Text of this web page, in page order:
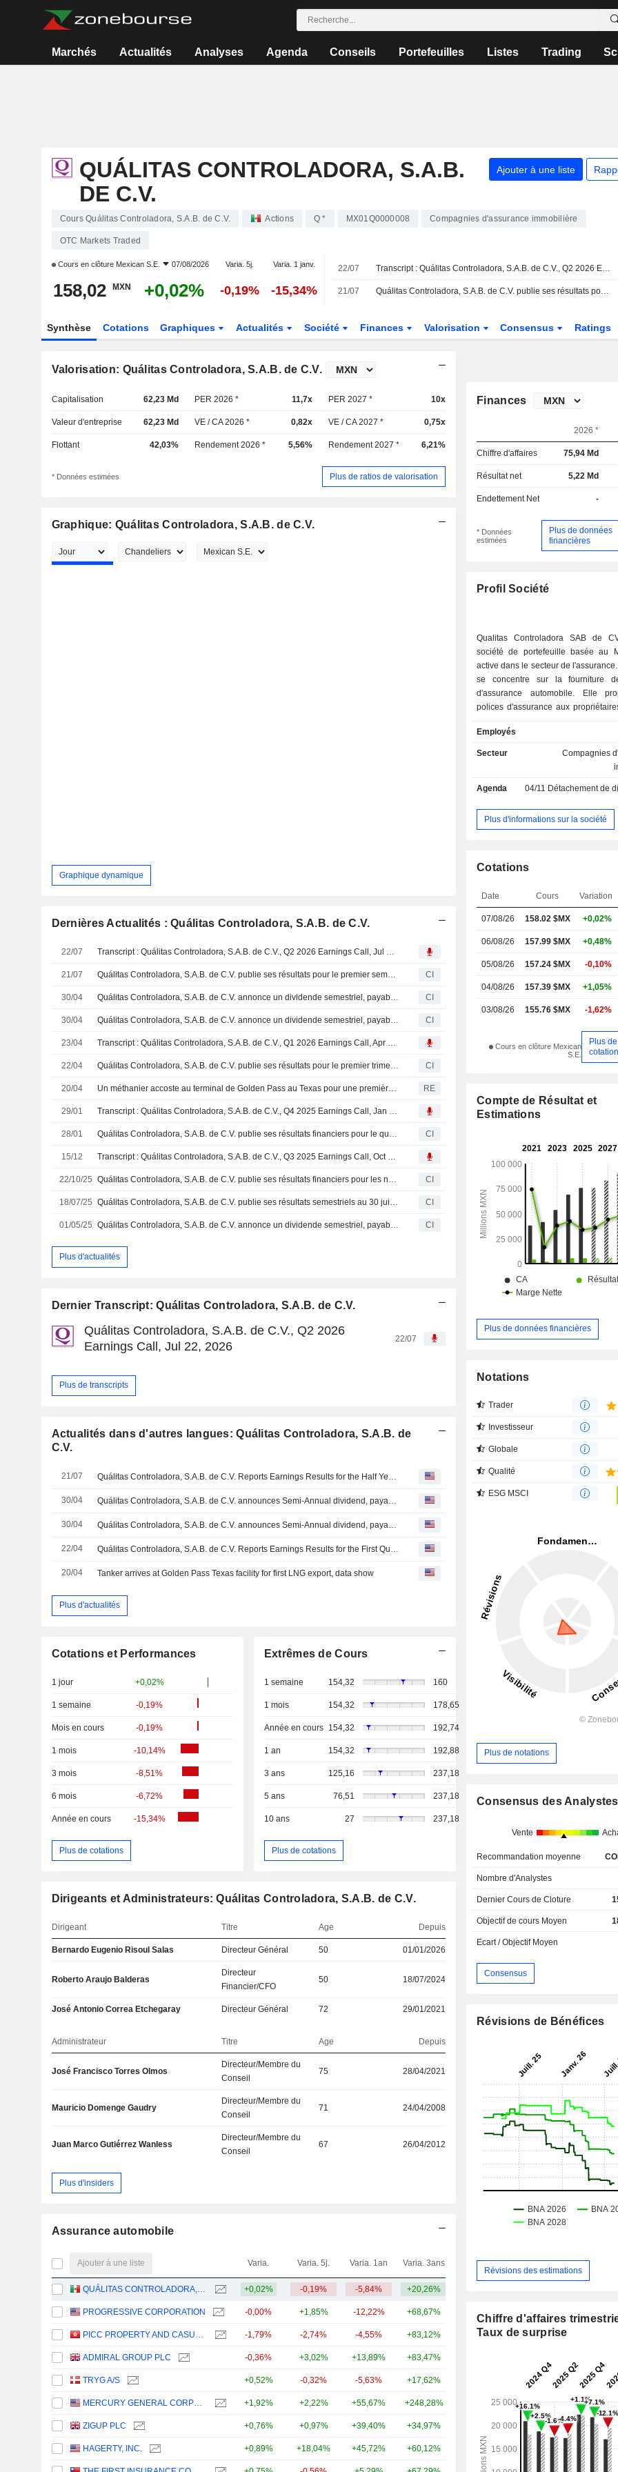
Marchés Actualités Analyses Agenda Conseils Portefeuilles Listes Trading
QUÁLITAS CONTROLADORA, S.A.B.
DE C.V.
Ajouter à une liste
Cours Quálitas Controladora, S.A.B. de C.V. Actions Q * MX01Q0000008 Compagnies d'assurance immobilière
OTC Markets Traded
Cours en clôture Mexican S.E. 07/08/2026 Varia. 5j. Varia. 1 janv.
158,02 MXN +0,02% -0,19% -15,34%
22/07 Transcript : Quálitas Controladora, S.A.B. de C.V., Q2 2026 Earnings Call, Jul 22, 2026
21/07 Quálitas Controladora, S.A.B. de C.V. publie ses résultats pour le premier semestre clos le 30 juin 2026
Synthèse Cotations Graphiques Actualités Société Finances Valorisation Consensus Ratings
Valorisation: Quálitas Controladora, S.A.B. de C.V.
Capitalisation 62,23 Md PER 2026 * 11,7x PER 2027 * 10x
Valeur d'entreprise 62,23 Md VE / CA 2026 * 0,82x VE / CA 2027 * 0,75x
Flottant 42,03% Rendement 2026 * 5,56% Rendement 2027 * 6,21%
* Données estimées Plus de ratios de valorisation
Graphique: Quálitas Controladora, S.A.B. de C.V.
Graphique dynamique
Dernières Actualités : Quálitas Controladora, S.A.B. de C.V.
22/07 Transcript : Quálitas Controladora, S.A.B. de C.V., Q2 2026 Earnings Call, Jul 22, 2026
21/07 Quálitas Controladora, S.A.B. de C.V. publie ses résultats pour le premier semestre clos le 30 juin 2026 CI
30/04 Quálitas Controladora, S.A.B. de C.V. annonce un dividende semestriel, payable le 5 novembre 2026 CI
30/04 Quálitas Controladora, S.A.B. de C.V. annonce un dividende semestriel, payable le 13 mai 2026 CI
23/04 Transcript : Quálitas Controladora, S.A.B. de C.V., Q1 2026 Earnings Call, Apr 23, 2026
22/04 Quálitas Controladora, S.A.B. de C.V. publie ses résultats pour le premier trimestre clos le 31 mars 2026 CI
20/04 Un méthanier accoste au terminal de Golden Pass au Texas pour une première exportation de GNL, selon les données de suivi RE
29/01 Transcript : Quálitas Controladora, S.A.B. de C.V., Q4 2025 Earnings Call, Jan 29, 2026
28/01 Quálitas Controladora, S.A.B. de C.V. publie ses résultats financiers pour le quatrième trimestre clos le 31 décembre 2025 CI
15/12 Transcript : Quálitas Controladora, S.A.B. de C.V., Q3 2025 Earnings Call, Oct 22, 2025
22/10/25 Quálitas Controladora, S.A.B. de C.V. publie ses résultats financiers pour les neuf premiers mois de 2025 CI
18/07/25 Quálitas Controladora, S.A.B. de C.V. publie ses résultats semestriels au 30 juin 2025 CI
01/05/25 Quálitas Controladora, S.A.B. de C.V. annonce un dividende semestriel, payable le 9 mai 2025. CI
Plus d'actualités
Dernier Transcript: Quálitas Controladora, S.A.B. de C.V.
Quálitas Controladora, S.A.B. de C.V., Q2 2026
Earnings Call, Jul 22, 2026
22/07
Plus de transcripts
Actualités dans d'autres langues: Quálitas Controladora, S.A.B. de
C.V.
21/07
30/04
30/04
22/04
20/04 Tanker arrives at Golden Pass Texas facility for first LNG export, data show
Plus d'actualités
Cotations et Performances
1 jour +0,02%
1 semaine -0,19%
Mois en cours -0,19%
1 mois -10,14%
3 mois -8,51%
6 mois -6,72%
Année en cours -15,34%
Plus de cotations
Extrêmes de Cours
1 semaine 154,32 160
1 mois 154,32 178,65
Année en cours 154,32 192,74
1 an 154,32 192,88
3 ans 125,16 237,18
5 ans 76,51 237,18
10 ans 27 237,18
Plus de cotations
Dirigeants et Administrateurs: Quálitas Controladora, S.A.B. de C.V.
Dirigeant Titre Age Depuis
Bernardo Eugenio Risoul Salas Directeur Général 50 01/01/2026
Roberto Araujo Balderas
Directeur
Financier/CFO
50 18/07/2024
José Antonio Correa Etchegaray Directeur Général 72 29/01/2021
Administrateur Titre Age Depuis
José Francisco Torres Olmos
Directeur/Membre du
Conseil
75 28/04/2021
Mauricio Domenge Gaudry
Directeur/Membre du
Conseil
71 24/04/2008
Juan Marco Gutiérrez Wanless
Directeur/Membre du
Conseil
67 26/04/2012
Plus d'insiders
Assurance automobile
Ajouter à une liste Varia. Varia. 5j. Varia. 1an Varia. 3ans Capi.($)
QUÁLITAS CONTROLADORA, S.A.B. DE C.V. +0,02% -0,19% -5,84% +20,26%
PROGRESSIVE CORPORATION -0,00% +1,85% -12,22% +68,67% 125 Md
PICC PROPERTY AND CASUALTY COMPANY LIMITED -1,79% -2,74% -4,55% +83,12% 45,22 Md
ADMIRAL GROUP PLC -0,36% +3,02% +13,89% +83,47%
TRYG A/S +0,52% -0,32% -5,63% +17,62%
MERCURY GENERAL CORPORATION +1,92% +2,22% +55,67% +248,28% 6,07 Md
ZIGUP PLC +0,76% +0,97% +39,40% +34,97% 1,43 Md
HAGERTY, INC. +0,89% +18,04% +45,72% +60,12% 1,39 Md
Finances
2026 *
Chiffre d'affaires 75,94 Md
Résultat net 5,22 Md
Endettement Net -
* Données
estimées
Plus de données
financières
Profil Société
Qualitas Controladora SAB de
société de portefeuille basée au
active dans le secteur de
se concentre sur la fourniture
d'assurance automobile. Elle
polices d'assurance aux
clients individuels par le biais
segments : Primes écrites,
Réserve de primes non acquises
au Mexique, aux États-Unis, au
filiales, dont Qualitas Compania
SAB de CV, Qualitas Financial
Employés
Secteur
Compagnies
Agenda 04/11 Détachement de
Plus d'informations sur la société
Cotations
Date Cours Variation
07/08/26 158.02 $MX +0,02%
06/08/26 157.99 $MX +0,48%
05/08/26 157.24 $MX -0,10%
04/08/26 157.39 $MX +1,05%
03/08/26 155.76 $MX -1,62%
Cours en clôture Mexican
S.E.
Plus de
Compte de Résultat et
Estimations
Plus de données financières
Notations
Trader
Investisseur
Globale
Qualité
ESG MSCI
Plus de notations
Consensus des Analystes
Vente
Recommandation moyenne
Nombre d'Analystes
Dernier Cours de Cloture
Objectif de cours Moyen
Ecart / Objectif Moyen
Consensus
Révisions de Bénéfices
Révisions des estimations
Chiffre d'affaires
Taux de surprise